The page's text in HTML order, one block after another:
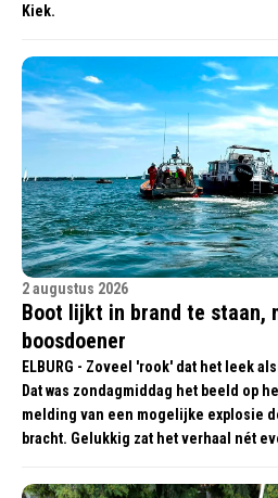
Kiek.
2 augustus 2026
Boot lijkt in brand te staan,
boosdoener
ELBURG - Zoveel 'rook' dat het leek
Dat was zondagmiddag het beeld op
melding van een mogelijke explosie
bracht. Gelukkig zat het verhaal nét